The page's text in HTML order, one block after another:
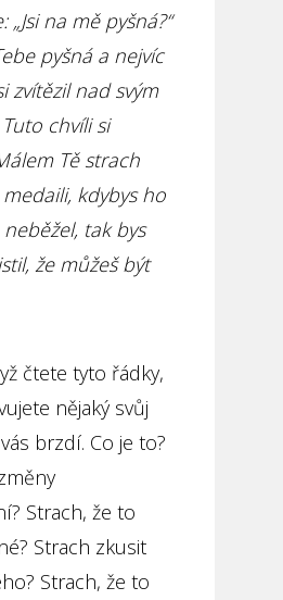
„Jsi na mě pyšná?“
pyšná a nejvíc
zvítězil nad svým
chvíli si
Tě strach
kdybys ho
tak bys
že můžeš být
čtete tyto řádky,
nějaký svůj
brzdí. Co je to?
Strach, že to
Strach zkusit
Strach, že to